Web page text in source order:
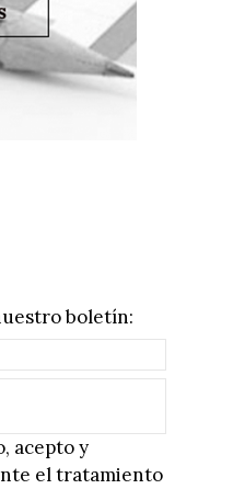
boletín:
acepto y
el tratamiento